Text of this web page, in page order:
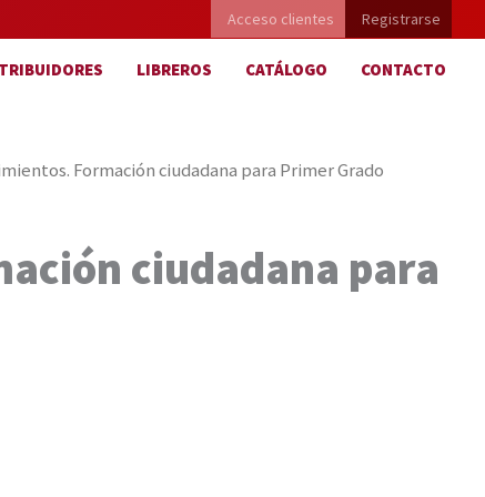
Acceso clientes Registrarse
LIBREROS CATÁLOGO CONTACTO
Formación ciudadana para Primer Grado
ciudadana para